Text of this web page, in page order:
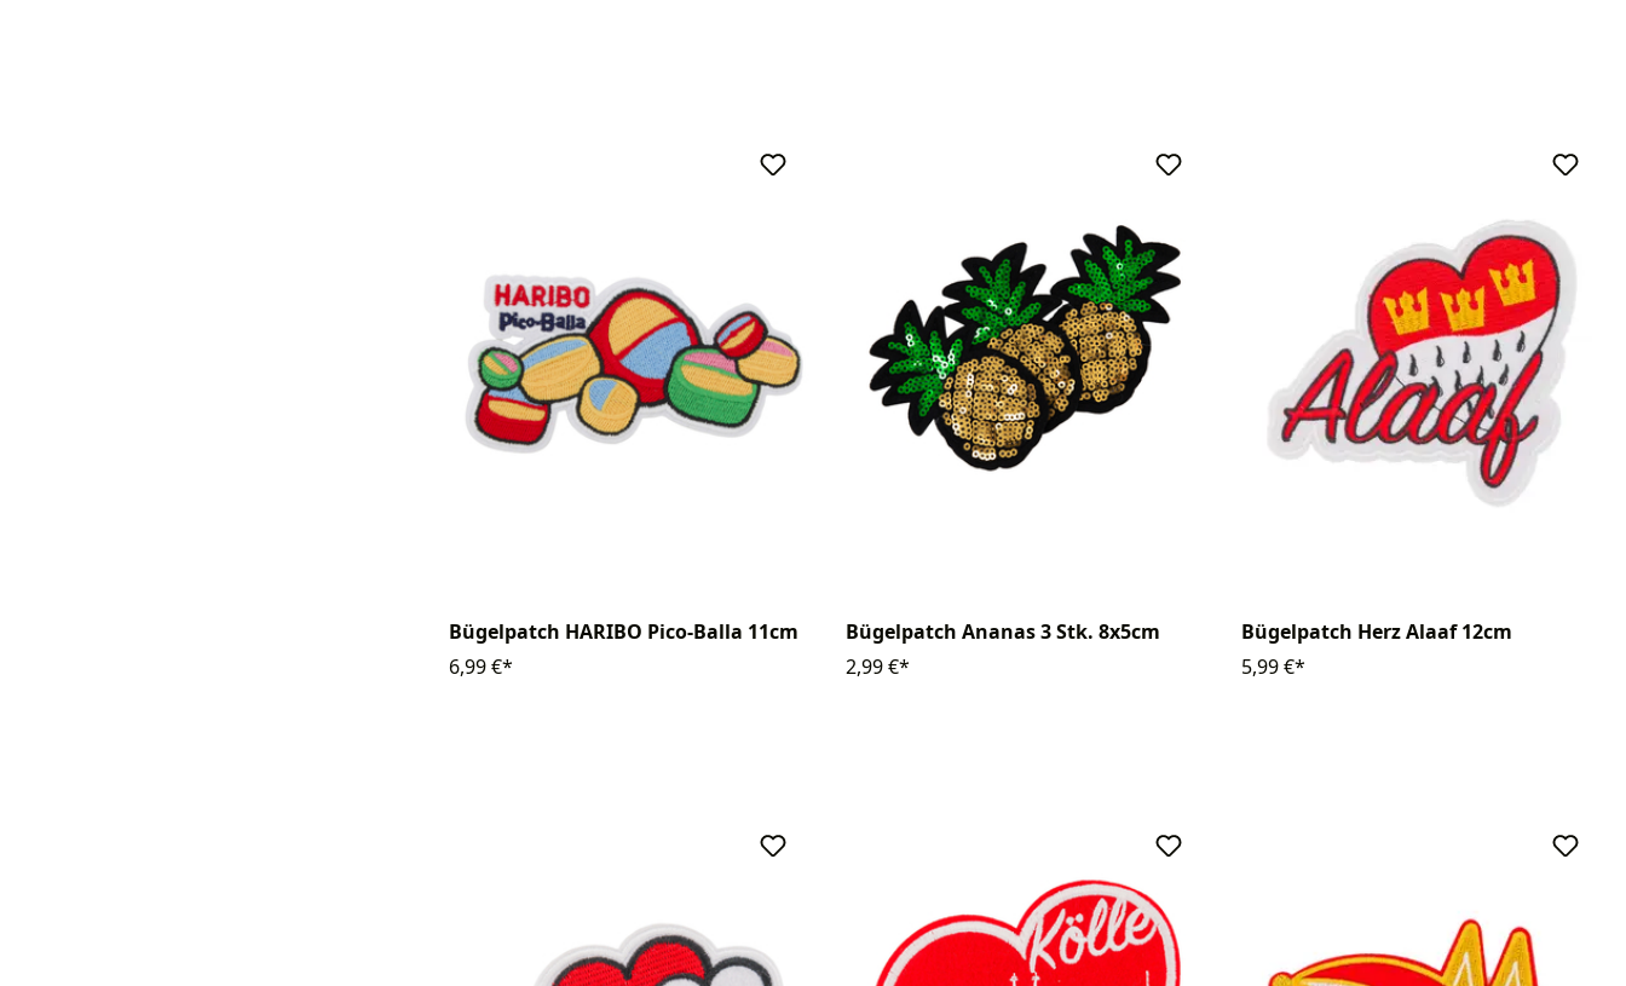
Bügelpatch HARIBO Pico-Balla 11cm
6,99 €*
Bügelpatch Ananas 3 Stk. 8x5cm
2,99 €*
Bügelpatch Herz Alaaf 12cm
5,99 €*